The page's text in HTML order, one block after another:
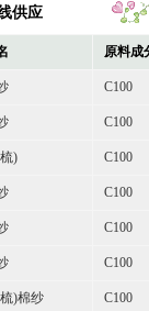
供应
原料成
C100
C100
) C100
C100
C100
C100
)棉纱 C100